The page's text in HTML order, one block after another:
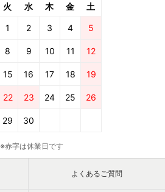
火 水 木 金 土
1 2 3 4 5
8 9 10 11 12
15 16 17 18 19
22 23 24 25 26
29 30
※赤字は休業日です
よくあるご質問